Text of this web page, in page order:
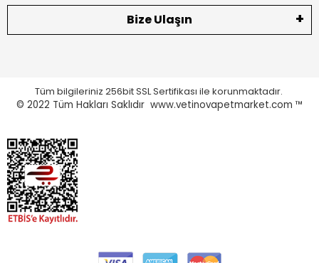
Bize Ulaşın
Tüm bilgileriniz 256bit SSL Sertifikası ile korunmaktadır.
© 2022 Tüm Hakları Saklıdır www.vetinovapetmarket.com ™